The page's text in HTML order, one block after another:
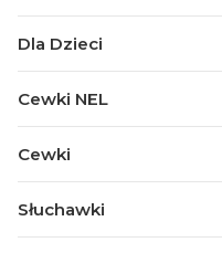
Dla Dzieci
Cewki NEL
Cewki
Słuchawki